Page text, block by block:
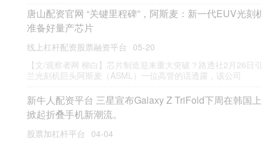
老话讲，冬天要“藏”。藏什么？就是把身体的能量收好，养足。 这时
候，你得给身体加点“实实在在”的燃料。 今天这三道菜，就
牛配资APP下载 圣湘生物与关联方拟并购两公司股权 完
善“AI+医疗”领域产业链布局
炒股配资开户 03-16
3月15日晚间圣湘生物(688289)披露公告，拟与关联方湖南金芙蓉圣
湘生物股权投资基金合伙企业（有限合伙）（下称“基金